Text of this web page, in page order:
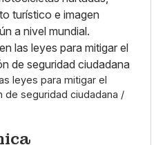
turístico e imagen
a nivel mundial.
leyes para mitigar el
de seguridad ciudadana /